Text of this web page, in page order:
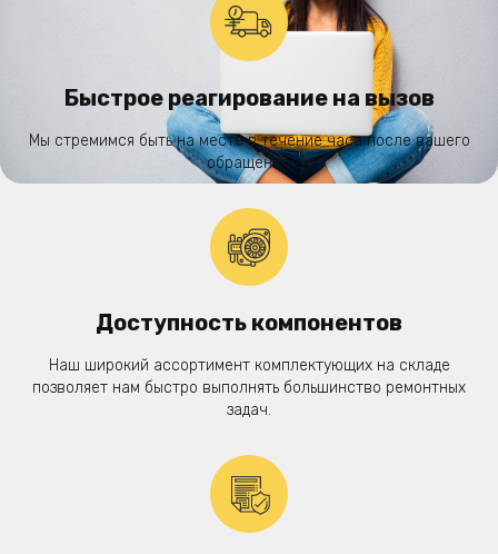
Быстрое реагирование на вызов
Мы стремимся быть на месте в течение часа после вашего
обращения.
Доступность компонентов
Наш широкий ассортимент комплектующих на складе
позволяет нам быстро выполнять большинство ремонтных
задач.